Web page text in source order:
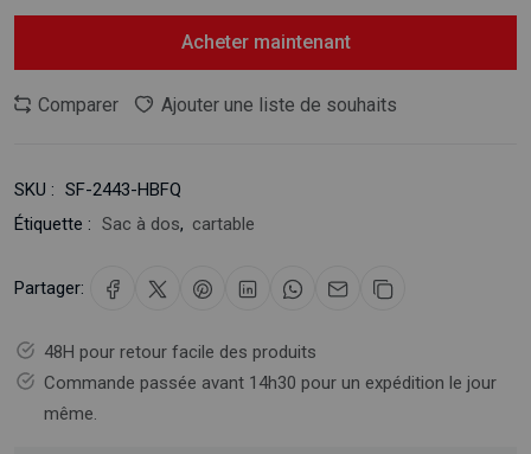
Newsletter
Abonnez-vous maintenant
S'abonner
Acheter maintenant
Comparer Ajouter une liste de souhaits
SKU : SF-2443-HBFQ
Étiquette : Sac à dos, cartable
Partager:
48H pour retour facile des produits
Commande passée avant 14h30 pour un expédition le jour
même.